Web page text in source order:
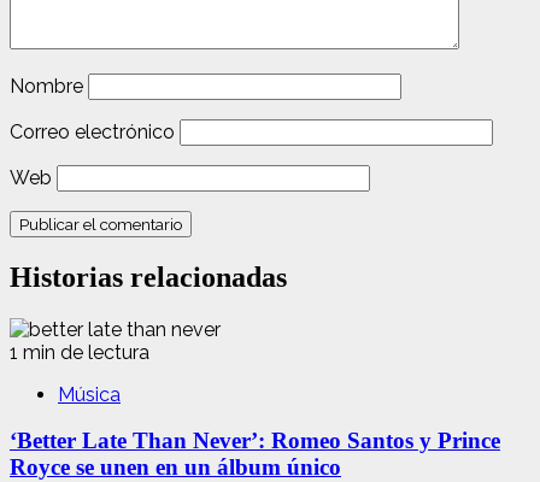
Nombre
Correo electrónico
Web
Historias relacionadas
1 min de lectura
Música
‘Better Late Than Never’: Romeo Santos y Prince
Royce se unen en un álbum único